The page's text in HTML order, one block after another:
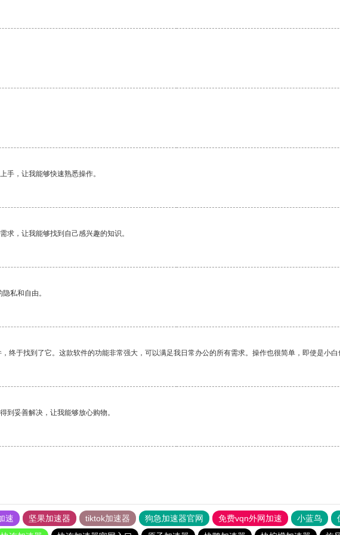
手，让我能够快速熟悉操作。
求，让我能够找到自己感兴趣的知识。
私和自由。
终于找到了它。这款软件的功能非常强大，可以满足我日常办公的所有需求。操作也很简单，即使是小白
到妥善解决，让我能够放心购物。
速 坚果加速器 tiktok加速器 狗急加速器官网 免费vqn外网加速 小蓝鸟